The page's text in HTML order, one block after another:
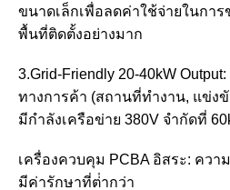
ขนาดเล็กเพื่อลดค่าใช้จ่ายในกา
พื้นที่ติดตั้งอย่างมาก
3.Grid-Friendly 20-40kW
ทางการค้า (สถานที่ทํางาน, แข่ง
มีกําลังเครือข่าย 380V จํากัดที่
เครื่องควบคุม PCBA อิสระ: คว
มีค่ารักษาที่ต่ํากว่า